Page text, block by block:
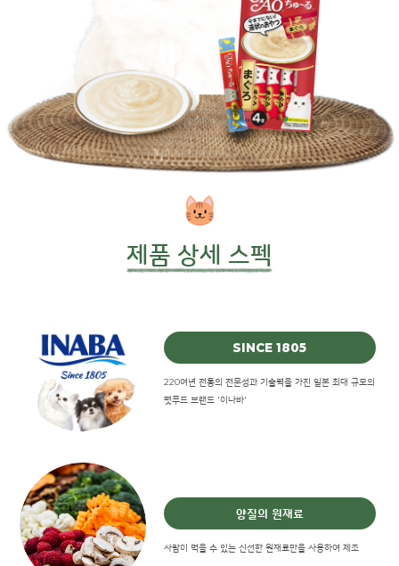
제품 상세 스펙
SINCE 1805
220여년 전통의 전문성과 기술력을 가진 일본 최대 규모의
펫푸드 브랜드 '이나바'
양질의 원재료
사람이 먹을 수 있는 신선한 원재료만을 사용하여 제조